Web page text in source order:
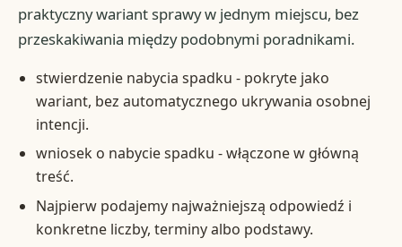
praktyczny wariant sprawy w jednym miejscu, bez
przeskakiwania między podobnymi poradnikami.
stwierdzenie nabycia spadku - pokryte jako
wariant, bez automatycznego ukrywania osobnej
intencji.
wniosek o nabycie spadku - włączone w główną
treść.
Najpierw podajemy najważniejszą odpowiedź i
konkretne liczby, terminy albo podstawy.